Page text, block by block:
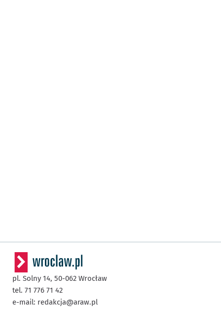
pl. Solny 14, 50-062 Wrocław
tel. 71 776 71 42
e-mail: redakcja@araw.pl